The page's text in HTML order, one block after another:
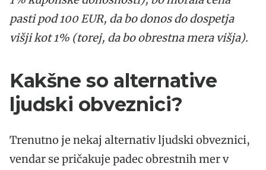
pasti pod 100 EUR, da bo donos do dospetja
višji kot 1% (torej, da bo obrestna mera višja).
Kakšne so alternative
ljudski obveznici?
Trenutno je nekaj alternativ ljudski obveznici,
vendar se pričakuje padec obrestnih mer v